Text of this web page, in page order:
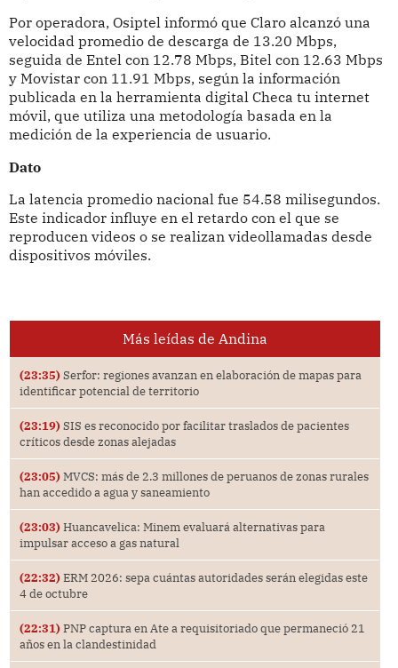
Por operadora, Osiptel informó que Claro alcanzó una
velocidad promedio de descarga de 13.20 Mbps,
seguida de Entel con 12.78 Mbps, Bitel con 12.63 Mbps
y Movistar con 11.91 Mbps, según la información
publicada en la herramienta digital Checa tu internet
móvil, que utiliza una metodología basada en la
medición de la experiencia de usuario.
Dato
La latencia promedio nacional fue 54.58 milisegundos.
Este indicador influye en el retardo con el que se
reproducen videos o se realizan videollamadas desde
dispositivos móviles.
Más leídas de Andina
(23:35) Serfor: regiones avanzan en elaboración de mapas para
identificar potencial de territorio
(23:19) SIS es reconocido por facilitar traslados de pacientes
críticos desde zonas alejadas
(23:05) MVCS: más de 2.3 millones de peruanos de zonas rurales
han accedido a agua y saneamiento
(23:03) Huancavelica: Minem evaluará alternativas para
impulsar acceso a gas natural
(22:32) ERM 2026: sepa cuántas autoridades serán elegidas este
4 de octubre
(22:31) PNP captura en Ate a requisitoriado que permaneció 21
años en la clandestinidad